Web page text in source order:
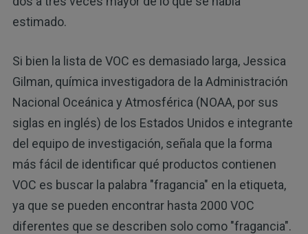
estimado.
Si bien la lista de VOC es demasiado larga, Jessica
Gilman, química investigadora de la Administración
Nacional Oceánica y Atmosférica (NOAA, por sus
siglas en inglés) de los Estados Unidos e integrante
del equipo de investigación, señala que la forma
más fácil de identificar qué productos contienen
VOC es buscar la palabra "fragancia" en la etiqueta,
ya que se pueden encontrar hasta 2000 VOC
diferentes que se describen solo como "fragancia".